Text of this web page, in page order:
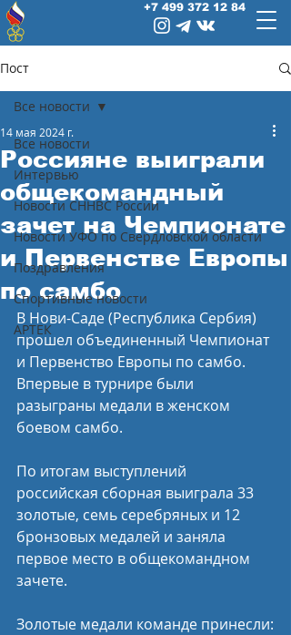
+7 499 372 12 84
Пост
Все новости
Интервью
Новости СННВС России
Новости УФО по Свердловской области
Поздравления
Спортивные новости
АРТЕК
Все новости
Россияне выиграли
общекомандный
зачет на Чемпионате
и Первенстве Европы
по самбо
14 мая 2024 г.
В Нови-Саде (Республика Сербия)
прошел объединенный Чемпионат
и Первенство Европы по самбо.
Впервые в турнире были
разыграны медали в женском
боевом самбо.
По итогам выступлений
российская сборная выиграла 33
золотые, семь серебряных и 12
бронзовых медалей и заняла
первое место в общекомандном
зачете.
Золотые медали команде принесли: